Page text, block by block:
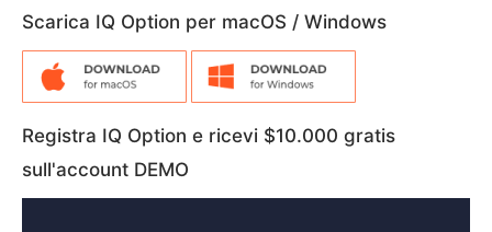
Scarica IQ Option per macOS / Windows
Registra IQ Option e ricevi $10.000 gratis
sull'account DEMO